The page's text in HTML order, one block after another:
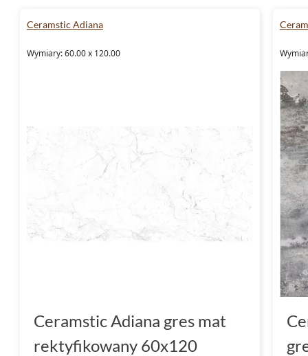
Ceramstic Adiana
Wymiary: 60.00 x 120.00
Ceramstic Adiana gres mat
rektyfikowany 60x120